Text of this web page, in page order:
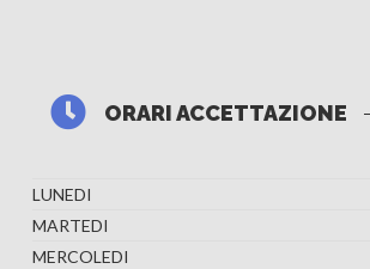
ORARI ACCETTAZIONE
LUNEDI
MARTEDI
MERCOLEDI